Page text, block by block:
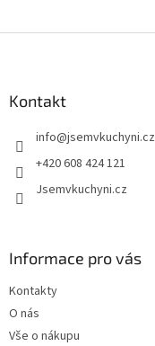
Kontakt
info@jsemvkuchyni.cz
+420 608 424 121
Jsemvkuchyni.cz
Informace pro vás
Kontakty
O nás
Vše o nákupu